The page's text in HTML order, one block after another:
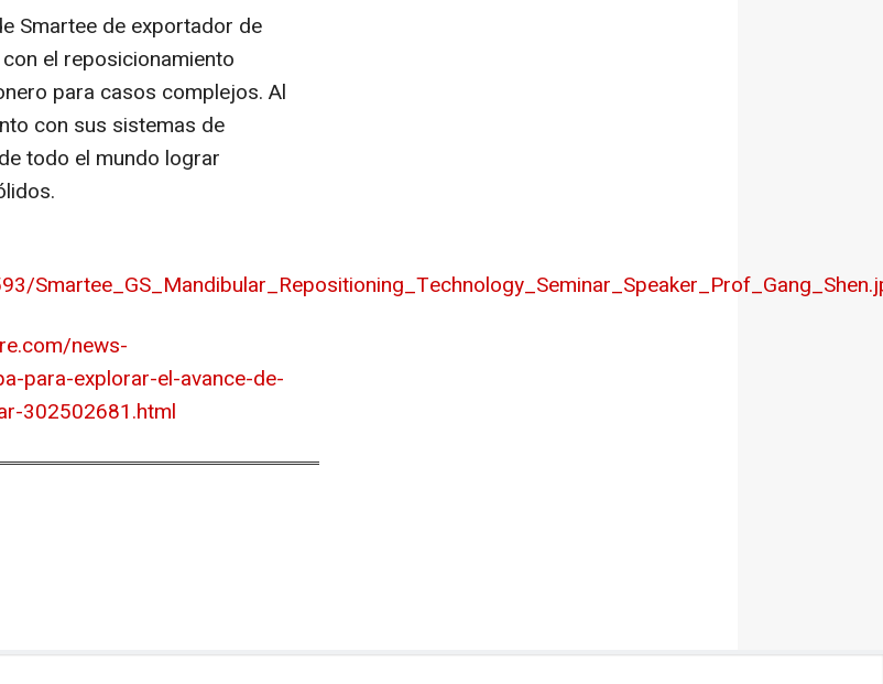
Smartee de exportador de
el reposicionamiento
para casos complejos. Al
con sus sistemas de
todo el mundo lograr
news-
para-explorar-el-avance-de-
302502681.html